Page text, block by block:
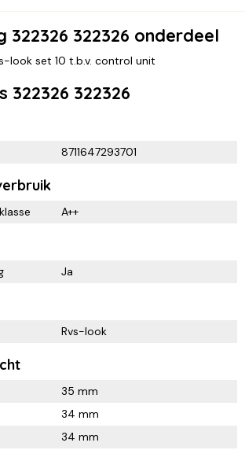
322326 322326 onderdeel
look set 10 t.b.v. control unit
322326 322326
8711647293701
A++
Ja
Rvs-look
35 mm
34 mm
34 mm